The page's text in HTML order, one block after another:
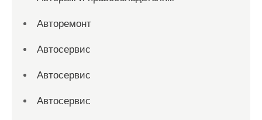
Авторемонт
Автосервис
Автосервис
Автосервис